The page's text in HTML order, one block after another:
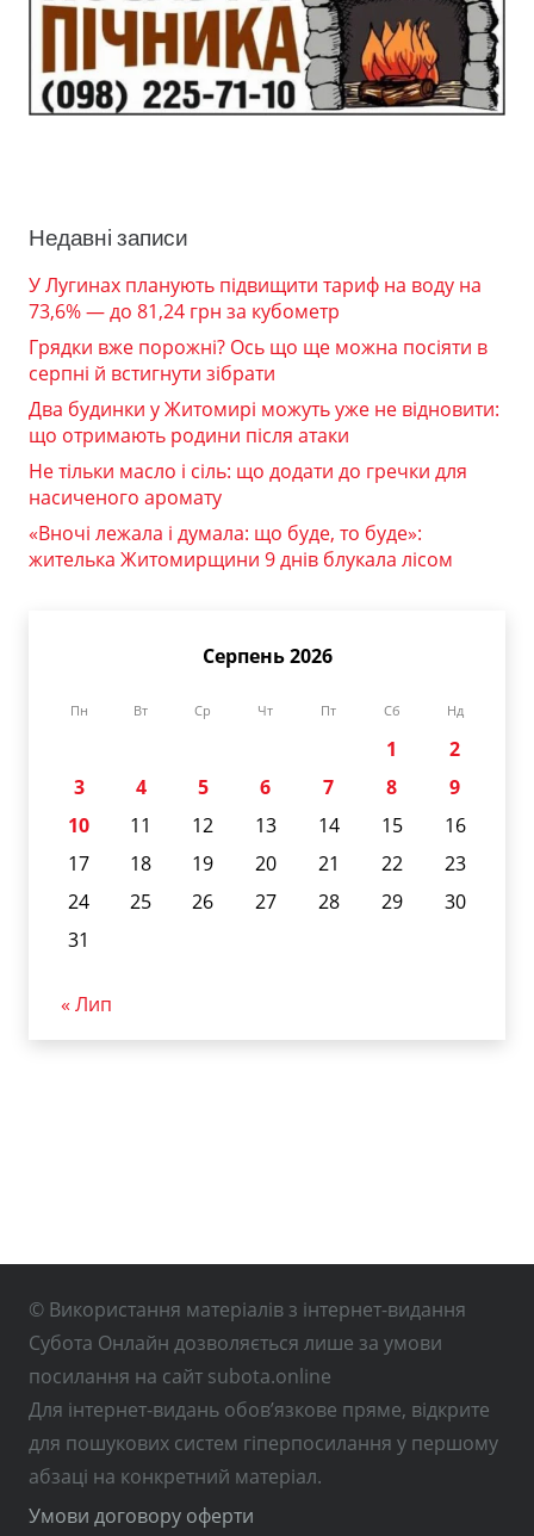
Недавні записи
У Лугинах планують підвищити тариф на воду на
73,6% — до 81,24 грн за кубометр
Грядки вже порожні? Ось що ще можна посіяти в
серпні й встигнути зібрати
Два будинки у Житомирі можуть уже не відновити:
що отримають родини після атаки
Не тільки масло і сіль: що додати до гречки для
насиченого аромату
«Вночі лежала і думала: що буде, то буде»:
жителька Житомирщини 9 днів блукала лісом
Серпень 2026
Пн Вт Ср Чт Пт Сб Нд
1
2
3
4 5 6 7 8
9
10
11 12 13 14 15
16
17
18 19 20 21 22
23
24
25 26 27 28 29
30
31
« Лип
© Використання матеріалів з інтернет-видання
Субота Онлайн дозволяється лише за умови
посилання на сайт subota.online
Для інтернет-видань обов’язкове пряме, відкрите
для пошукових систем гіперпосилання у першому
абзаці на конкретний матеріал.
Умови договору оферти